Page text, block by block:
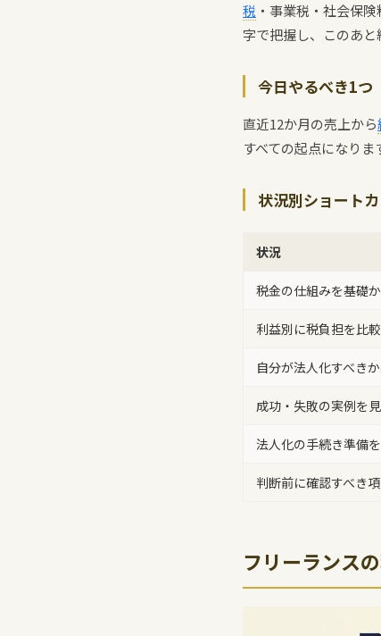
税 ・事業税・社会保
字で把握し、このあと
今日やるべき1つ
直近12か月の売上から
すべての起点になりま
状況別ショート
状況
税金の仕組みを基礎
利益別に税負担を比
自分が法人化すべき
成功・失敗の実例を
法人化の手続き準備
判断前に確認すべき
フリーランス